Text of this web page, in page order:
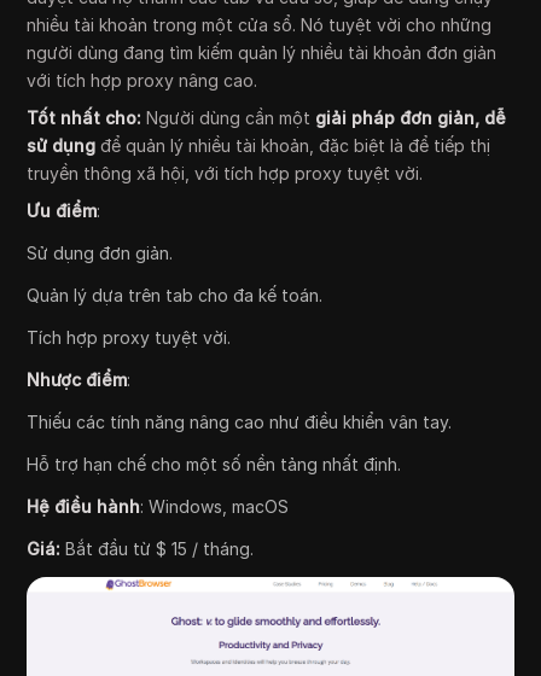
nhiều tài khoản trong một cửa sổ. Nó tuyệt vời cho những
người dùng đang tìm kiếm quản lý nhiều tài khoản đơn giản
với tích hợp proxy nâng cao.
Tốt nhất cho: Người dùng cần một giải pháp đơn giản, dễ
sử dụng để quản lý nhiều tài khoản, đặc biệt là để tiếp thị
truyền thông xã hội, với tích hợp proxy tuyệt vời.
Ưu điểm:
Sử dụng đơn giản.
Quản lý dựa trên tab cho đa kế toán.
Tích hợp proxy tuyệt vời.
Nhược điểm:
Thiếu các tính năng nâng cao như điều khiển vân tay.
Hỗ trợ hạn chế cho một số nền tảng nhất định.
Hệ điều hành: Windows, macOS
Giá: Bắt đầu từ $ 15 / tháng.